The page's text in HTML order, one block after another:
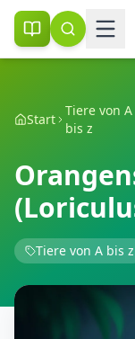
Start
Tiere von A
bis z
Tiere von A bis z